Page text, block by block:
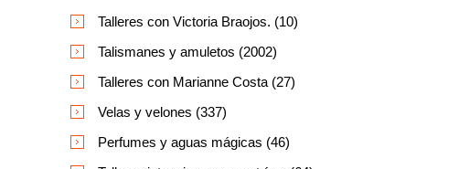
Talleres con Victoria Braojos. (10)
Talismanes y amuletos (2002)
Talleres con Marianne Costa (27)
Velas y velones (337)
Perfumes y aguas mágicas (46)